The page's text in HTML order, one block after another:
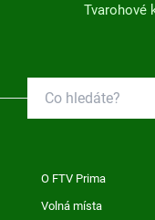
Tvarohové
O FTV Prima
Volná místa